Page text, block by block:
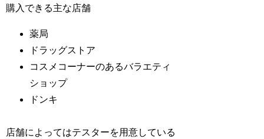
購入できる主な店舗
薬局
ドラッグストア
コスメコーナーのあるバラエティ
ショップ
ドンキ
店舗によってはテスターを用意している